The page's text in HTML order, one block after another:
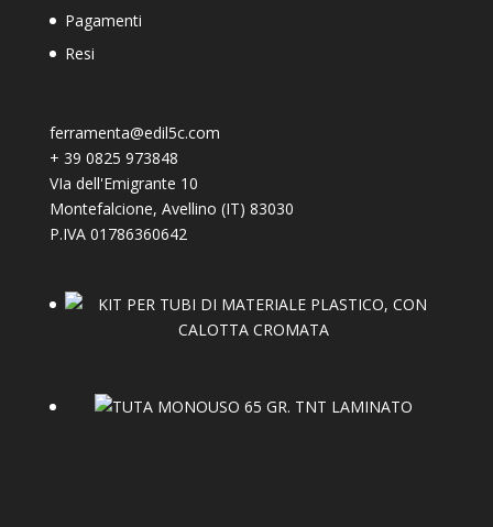
Pagamenti
Resi
ferramenta@edil5c.com
+ 39 0825 973848
VIa dell'Emigrante 10
Montefalcione, Avellino (IT) 83030
P.IVA 01786360642